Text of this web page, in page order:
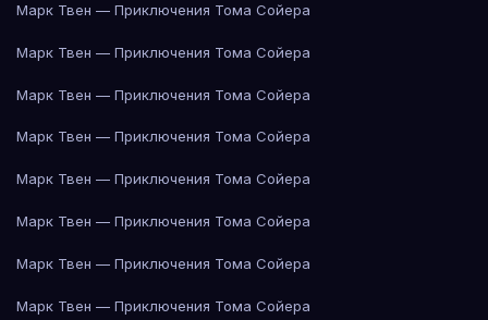
Марк Твен — Приключения Тома Сойера
Марк Твен — Приключения Тома Сойера
Марк Твен — Приключения Тома Сойера
Марк Твен — Приключения Тома Сойера
Марк Твен — Приключения Тома Сойера
Марк Твен — Приключения Тома Сойера
Марк Твен — Приключения Тома Сойера
Марк Твен — Приключения Тома Сойера